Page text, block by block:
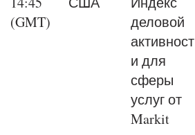
(GMT)
деловой
активност
и для
сферы
услуг от
Markit